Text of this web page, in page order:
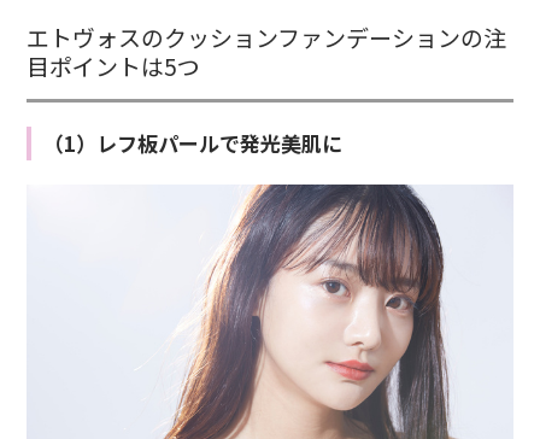
エトヴォスのクッションファンデーションの注
目ポイントは5つ
（1）レフ板パールで発光美肌に